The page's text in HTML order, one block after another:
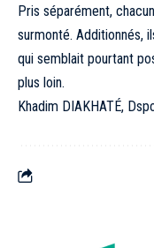
Pris séparément,
surmonté. Additionnés,
qui semblait pourtant
plus loin.
Khadim DIAKHATÉ,